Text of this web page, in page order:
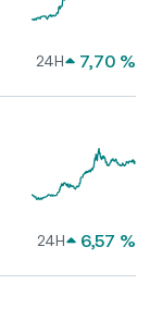
24H 7,70 %
24H 6,57 %